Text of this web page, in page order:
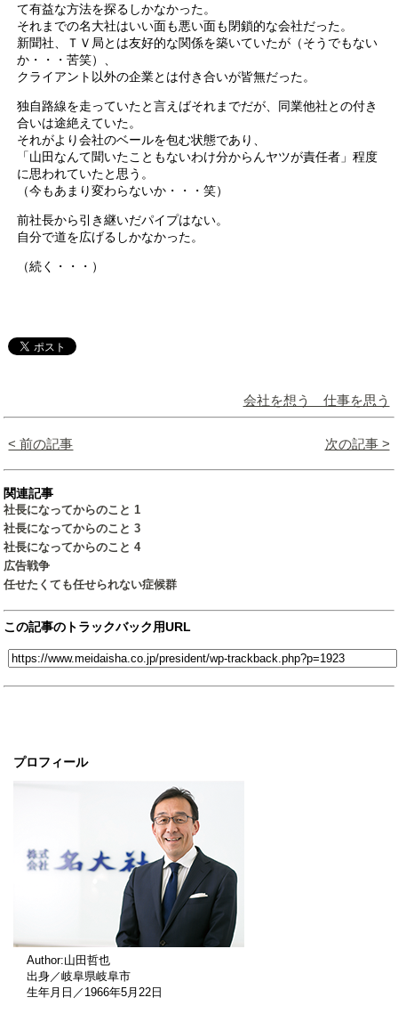
プロフィール
Author:山田哲也
出身／岐阜県岐阜市
生年月日／1966年5月22日
て有益な方法を探るしかなかった。
それまでの名大社はいい面も悪い面も閉鎖的な会社だった。
新聞社、ＴＶ局とは友好的な関係を築いていたが（そうでもない
か・・・苦笑）、
クライアント以外の企業とは付き合いが皆無だった。
独自路線を走っていたと言えばそれまでだが、同業他社との付き
合いは途絶えていた。
それがより会社のベールを包む状態であり、
「山田なんて聞いたこともないわけ分からんヤツが責任者」程度
に思われていたと思う。
（今もあまり変わらないか・・・笑）
前社長から引き継いだパイプはない。
自分で道を広げるしかなかった。
（続く・・・）
会社を想う 仕事を思う
< 前の記事 次の記事 >
関連記事
社長になってからのこと 1
社長になってからのこと 3
社長になってからのこと 4
広告戦争
任せたくても任せられない症候群
この記事のトラックバック用URL